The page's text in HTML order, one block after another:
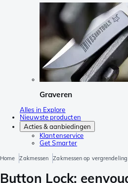
Graveren
Alles in Explore
Nieuwste producten
Acties & aanbiedingen
Klantenservice
Get Smarter
Home Zakmessen Zakmessen op vergrendeling
Button Lock: